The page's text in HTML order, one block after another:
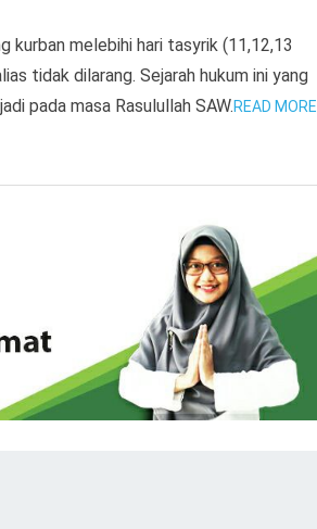
kurban melebihi hari tasyrik (11,12,13
tidak dilarang. Sejarah hukum ini yang
pada masa Rasulullah SAW.READ MORE